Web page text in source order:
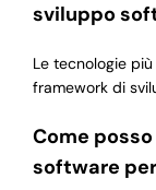
sviluppo
Le tecnologie più
framework di
Come
software